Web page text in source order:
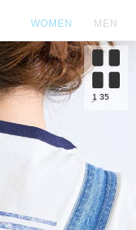
WOMEN MEN
1 35